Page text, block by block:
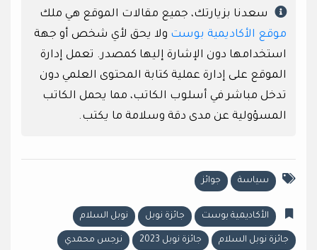
سعدنا بزيارتك، جميع مقالات الموقع هي ملك
موقع الأكاديمية بوست ولا يحق لأي شخص أو جهة
استخدامها دون الإشارة إليها كمصدر. تعمل إدارة
الموقع على إدارة عملية كتابة المحتوى العلمي دون
تدخل مباشر في أسلوب الكاتب، مما يحمل الكاتب
المسؤولية عن مدى دقة وسلامة ما يكتب.
سياسة جوائز
الأكاديمية بوست جائزة نوبل نوبل السلام
جائزة نوبل السلام جائزة نوبل 2023 نرجس محمدي